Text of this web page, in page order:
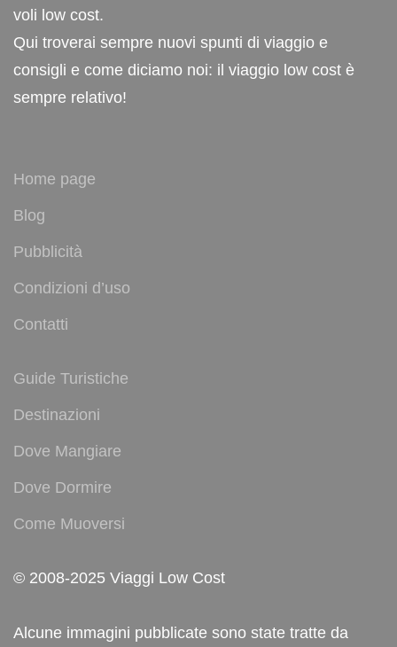
voli low cost.
Qui troverai sempre nuovi spunti di viaggio e
consigli e come diciamo noi: il viaggio low cost è
sempre relativo!
Home page
Blog
Pubblicità
Condizioni d’uso
Contatti
Guide Turistiche
Destinazioni
Dove Mangiare
Dove Dormire
Come Muoversi
© 2008-2025 Viaggi Low Cost
Alcune immagini pubblicate sono state tratte da